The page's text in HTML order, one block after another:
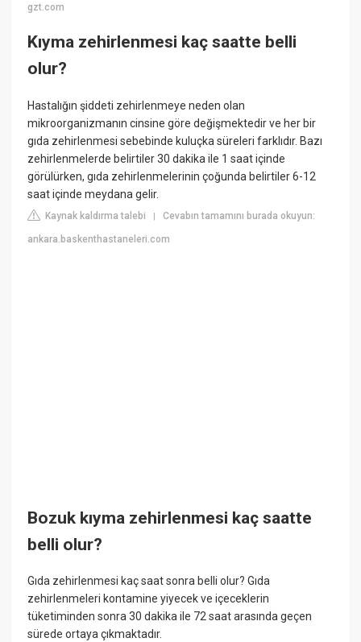
gzt.com
Kıyma zehirlenmesi kaç saatte belli
olur?
Hastalığın şiddeti zehirlenmeye neden olan
mikroorganizmanın cinsine göre değişmektedir ve her bir
gıda zehirlenmesi sebebinde kuluçka süreleri farklıdır. Bazı
zehirlenmelerde belirtiler 30 dakika ile 1 saat içinde
görülürken, gıda zehirlenmelerinin çoğunda belirtiler 6-12
saat içinde meydana gelir.
Kaynak kaldırma talebi |Cevabın tamamını burada okuyun:
ankara.baskenthastaneleri.com
Bozuk kıyma zehirlenmesi kaç saatte
belli olur?
Gıda zehirlenmesi kaç saat sonra belli olur? Gıda
zehirlenmeleri kontamine yiyecek ve içeceklerin
tüketiminden sonra 30 dakika ile 72 saat arasında geçen
sürede ortaya çıkmaktadır.